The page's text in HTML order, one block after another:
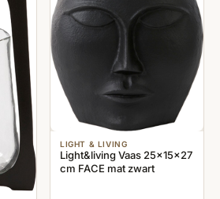
LIGHT & LIVING
Light&living Vaas 25x15x27
cm FACE mat zwart